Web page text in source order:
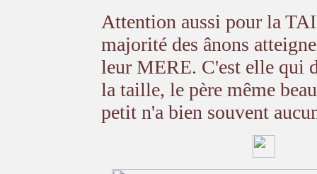
Attention aussi pour la
majorité des ânons
leur MERE. C'est elle qui
la taille, le père même
petit n'a bien souvent